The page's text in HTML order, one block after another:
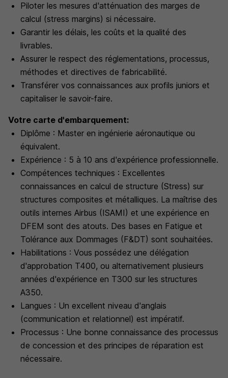
Piloter les mesures d'atténuation des marges de
calcul (stress margins) si nécessaire.
Garantir les délais, les coûts et la qualité des
livrables.
Assurer le respect des réglementations, processus,
méthodes et directives de fabricabilité.
Transférer vos connaissances aux profils juniors et
capitaliser le savoir-faire.
Votre carte d'embarquement:
Diplôme : Master en ingénierie aéronautique ou
équivalent.
Expérience : 5 à 10 ans d'expérience professionnelle.
Compétences techniques : Excellentes
connaissances en calcul de structure (Stress) sur
structures composites et métalliques. La maîtrise des
outils internes Airbus (ISAMI) et une expérience en
DFEM sont des atouts. Des bases en Fatigue et
Tolérance aux Dommages (F&DT) sont souhaitées.
Habilitations : Vous possédez une délégation
d'approbation T400, ou alternativement plusieurs
années d'expérience en T300 sur les structures
A350.
Langues : Un excellent niveau d'anglais
(communication et relationnel) est impératif.
Processus : Une bonne connaissance des processus
de concession et des principes de réparation est
nécessaire.